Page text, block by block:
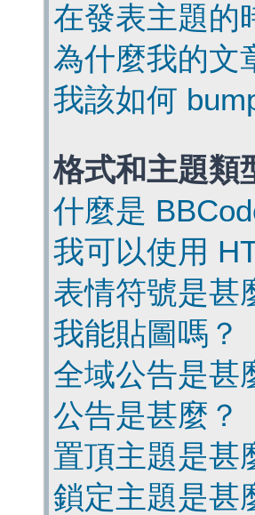
在發表主題的
為什麼我的文
我該如何
格式和主題類
什麼是
我可以使用
表情符號是甚
我能貼圖嗎？
全域公告是甚
公告是甚麼？
置頂主題是甚
鎖定主題是甚